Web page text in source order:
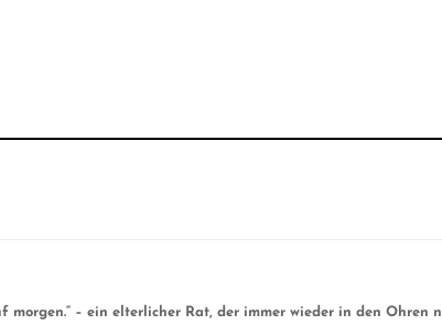
morgen.“ – ein elterlicher Rat, der immer wieder in den